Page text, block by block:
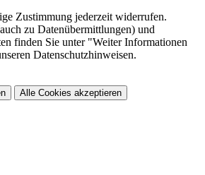
Zustimmung jederzeit widerrufen.
zu Datenübermittlungen) und
finden Sie unter "Weiter Informationen
Datenschutzhinweisen.
Alle Cookies akzeptieren